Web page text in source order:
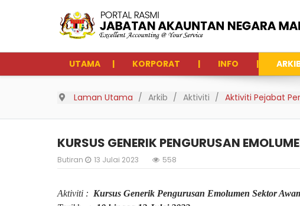
UTAMA KORPORAT INFO
Laman Utama Arkib Aktiviti Aktiviti Pejabat
KURSUS GENERIK PENGURUSAN
Butiran 13 Julai 2023 558
Aktiviti : Kursus Generik Pengurusan Emolumen Sektor